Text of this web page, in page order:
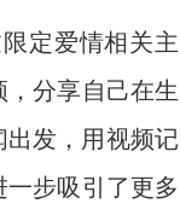
定爱情相关主
分享自己在生
发，用视频记
步吸引了更多